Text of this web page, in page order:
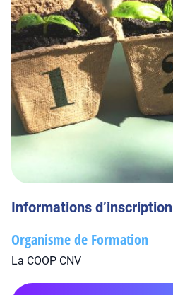
Informations d’inscription
Organisme de Formation
La COOP CNV